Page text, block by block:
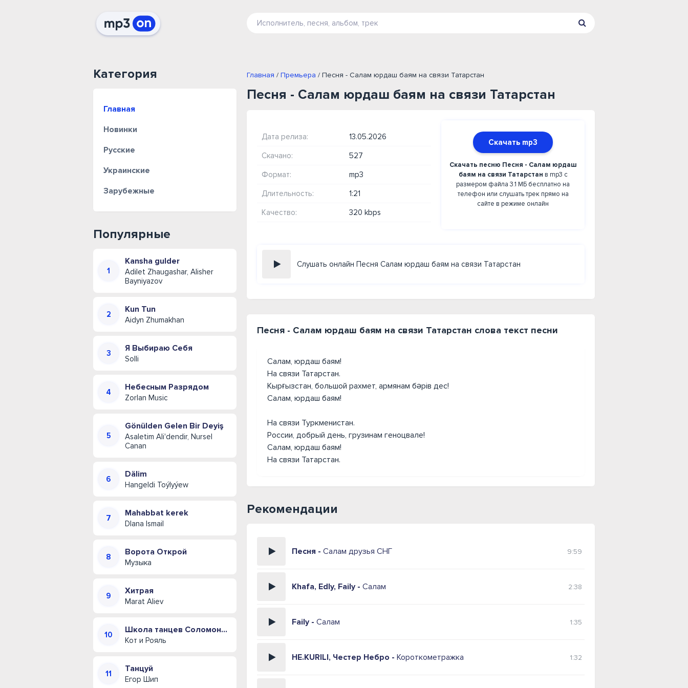
Категория
Главная
Новинки
Русские
Украинские
Зарубежные
Популярные
Kansha gulder
Adilet Zhaugashar, Alisher
Bayniyazov
Kun Tun
Aidyn Zhumakhan
Я Выбираю Себя
Solli
Небесным Разрядом
Zorlan Music
Gönülden Gelen Bir Deyiş
Asaletim Ali'dendir, Nursel
Canan
Dälim
Hangeldi Toýlyýew
Mahabbat kerek
DIana Ismail
Ворота Открой
Музыка
Хитрая
Marat Aliev
Школа танцев Соломона Пляра (Одесская музыкальная комедия)
Кот и Рояль
Танцуй
Егор Шип
Главная / Премьера / Песня - Салам юрдаш баям на связи Татарстан
Песня - Салам юрдаш баям на связи Татарстан
Дата релиза: 13.05.2026
Скачано: 527
Формат: mp3
Длительность: 1:21
Качество: 320 kbps
Скачать mp3
Скачать песню Песня - Салам юрдаш
баям на связи Татарстан в mp3 с
размером файла 3.1 МБ бесплатно на
телефон или слушать трек прямо на
сайте в режиме онлайн
Слушать онлайн Песня Салам юрдаш баям на связи Татарстан
Песня - Салам юрдаш баям на связи Татарстан слова текст песни
Салам, юрдаш баям!
На связи Татарстан.
Кырғызстан, большой рахмет, армянам бәрів дес!
Салам, юрдаш баям!
На связи Туркменистан.
России, добрый день, грузинам геноцвале!
Салам, юрдаш баям!
На связи Татарстан.
Рекомендации
Песня - Салам друзья СНГ 9:59
Khafa, Edly, Faily - Салам 2:38
Faily - Салам 1:35
НЕ.KURILI, Честер Небро - Короткометражка 1:32